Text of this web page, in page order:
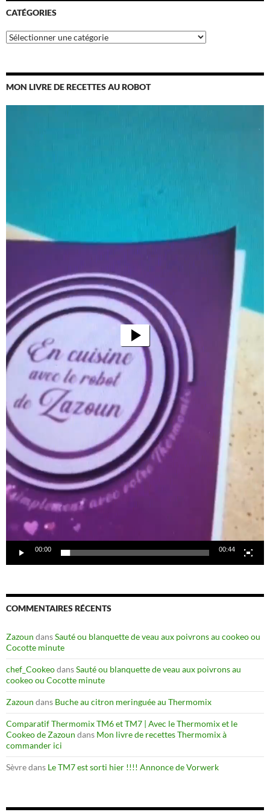
CATÉGORIES
Catégories
MON LIVRE DE RECETTES AU ROBOT
00:00 00:44
COMMENTAIRES RÉCENTS
Zazoun dansSauté ou blanquette de veau aux poivrons au cookeo ou
Cocotte minute
chef_CookeodansSauté ou blanquette de veau aux poivrons au
cookeo ou Cocotte minute
Zazoun dans Buche au citron meringuée au Thermomix
Comparatif Thermomix TM6 et TM7 | Avec le Thermomix et le
Cookeo de Zazoun dans Mon livre de recettes Thermomix à
commander ici
Sèvredans Le TM7 est sorti hier !!!! Annonce de Vorwerk